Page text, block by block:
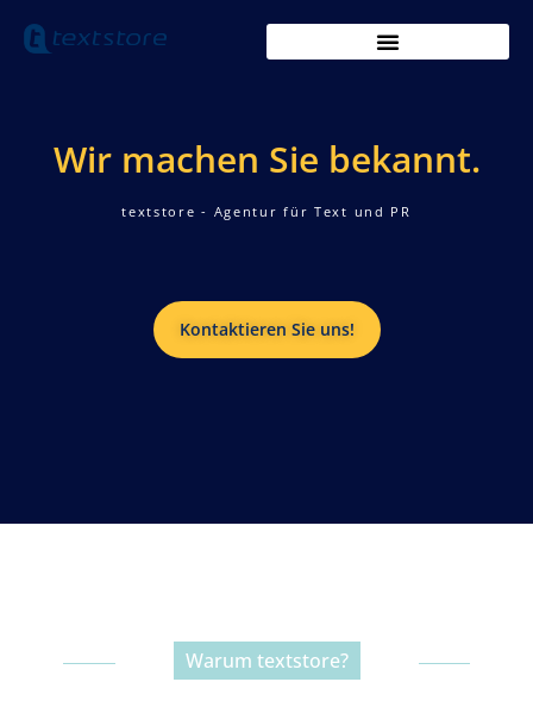
Wir machen Sie bekannt.
textstore - Agentur für Text und PR​
Kontaktieren Sie uns!
-----------------------------------------------
Warum textstore?